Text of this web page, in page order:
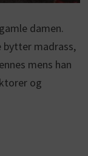
damen.
bytter madrass,
mens han
og